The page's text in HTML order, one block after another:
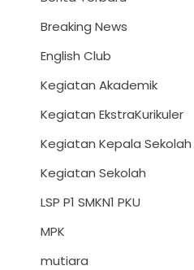
Breaking News
English Club
Kegiatan Akademik
Kegiatan EkstraKurikuler
Kegiatan Kepala Sekolah
Kegiatan Sekolah
LSP P1 SMKN1 PKU
MPK
mutiara